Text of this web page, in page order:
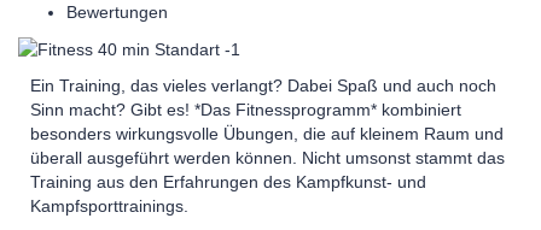
Bewertungen
Ein Training, das vieles verlangt? Dabei Spaß und auch noch
Sinn macht? Gibt es! *Das Fitnessprogramm* kombiniert
besonders wirkungsvolle Übungen, die auf kleinem Raum und
überall ausgeführt werden können. Nicht umsonst stammt das
Training aus den Erfahrungen des Kampfkunst- und
Kampfsporttrainings.